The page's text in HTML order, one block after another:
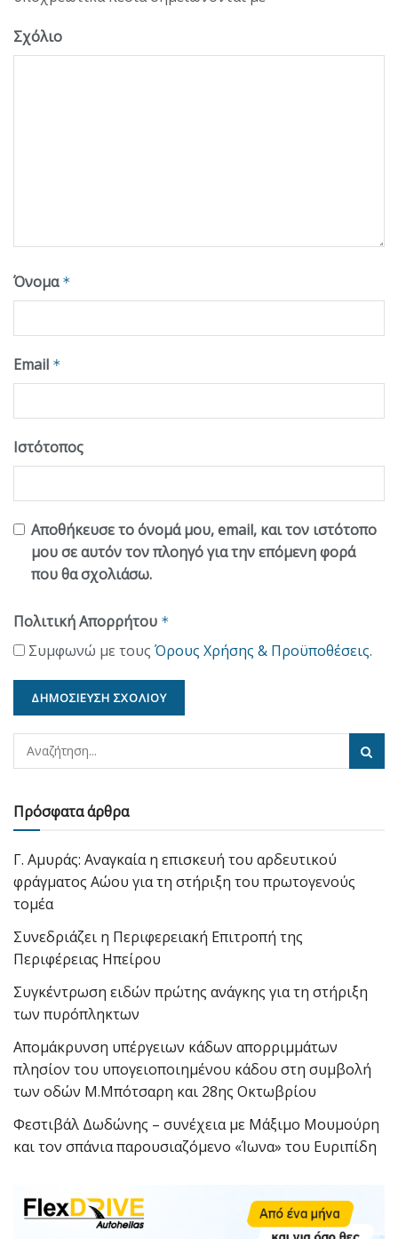
Σχόλιο
Όνομα *
Email *
Ιστότοπος
Αποθήκευσε το όνομά μου, email, και τον ιστότοπο
μου σε αυτόν τον πλοηγό για την επόμενη φορά
που θα σχολιάσω.
Πολιτική Απορρήτου *
Συμφωνώ με τους Όρους Χρήσης & Προϋποθέσεις.
Πρόσφατα άρθρα
Γ. Αμυράς: Αναγκαία η επισκευή του αρδευτικού
φράγματος Αώου για τη στήριξη του πρωτογενούς
τομέα
Συνεδριάζει η Περιφερειακή Επιτροπή της
Περιφέρειας Ηπείρου
Συγκέντρωση ειδών πρώτης ανάγκης για τη στήριξη
των πυρόπληκτων
Απομάκρυνση υπέργειων κάδων απορριμμάτων
πλησίον του υπογειοποιημένου κάδου στη συμβολή
των οδών Μ.Μπότσαρη και 28ης Οκτωβρίου
Φεστιβάλ Δωδώνης – συνέχεια με Μάξιμο Μουμούρη
και τον σπάνια παρουσιαζόμενο «Ίωνα» του Ευριπίδη